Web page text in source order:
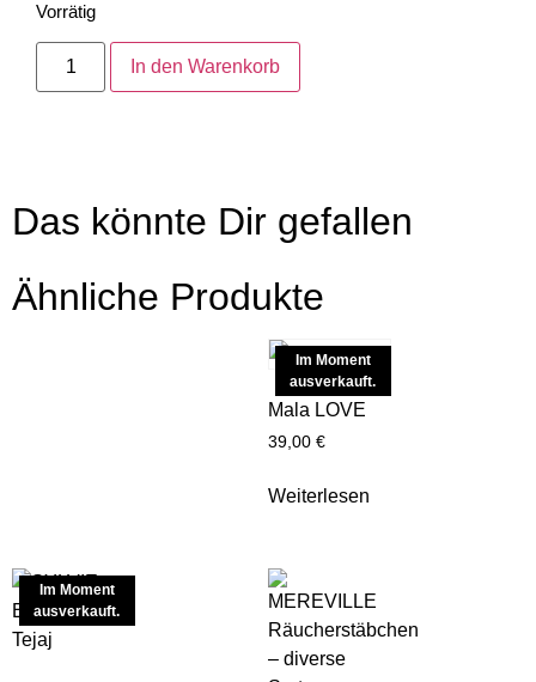
Vorrätig
In den Warenkorb
Das könnte Dir gefallen
Ähnliche Produkte
Im Moment
ausverkauft.
Mala LOVE
39,00 €
Weiterlesen
Im Moment
ausverkauft.